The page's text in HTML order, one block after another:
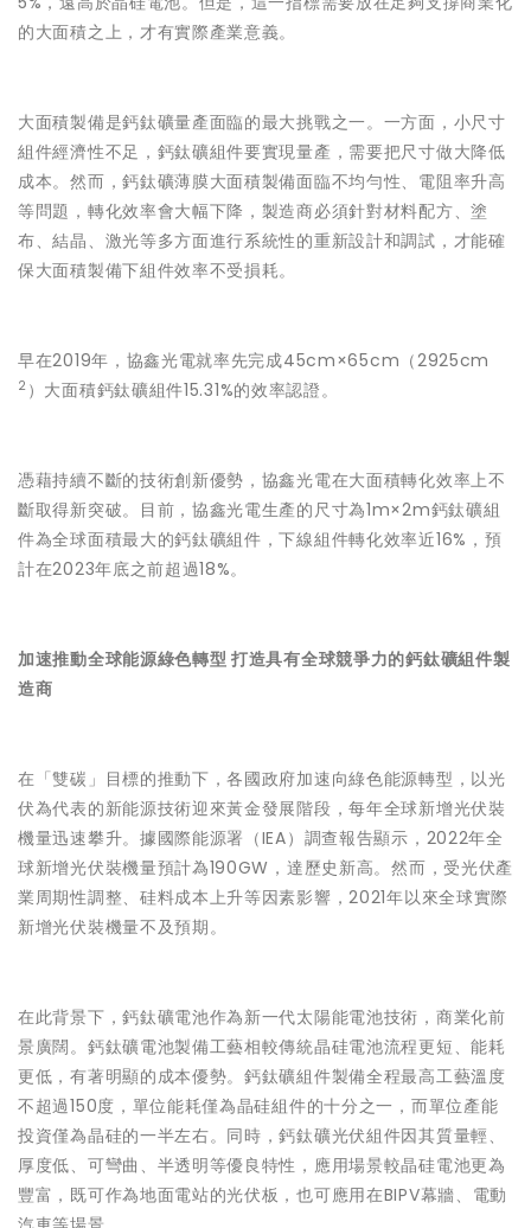
的大面積之上，才有實際產業意義。
大面積製備是鈣鈦礦量產面臨的最大挑戰之一。一方面，小尺寸
組件經濟性不足，鈣鈦礦組件要實現量產，需要把尺寸做大降低
成本。然而，鈣鈦礦薄膜大面積製備面臨不均勻性、電阻率升高
等問題，轉化效率會大幅下降，製造商必須針對材料配方、塗
布、結晶、激光等多方面進行系統性的重新設計和調試，才能確
保大面積製備下組件效率不受損耗。
早在2019年，協鑫光電就率先完成45cm×65cm（2925cm
2 ）大面積鈣鈦礦組件15.31%的效率認證。
憑藉持續不斷的技術創新優勢，協鑫光電在大面積轉化效率上不
斷取得新突破。目前，協鑫光電生產的尺寸為1m×2m鈣鈦礦組
件為全球面積最大的鈣鈦礦組件，下線組件轉化效率近16%，預
計在2023年底之前超過18%。
加速推動全球能源綠色轉型 打造具有全球競爭力的鈣鈦礦組件製
造商
在「雙碳」目標的推動下，各國政府加速向綠色能源轉型，以光
伏為代表的新能源技術迎來黃金發展階段，每年全球新增光伏裝
機量迅速攀升。據國際能源署（IEA）調查報告顯示，2022年全
球新增光伏裝機量預計為190GW，達歷史新高。然而，受光伏產
業周期性調整、硅料成本上升等因素影響，2021年以來全球實際
新增光伏裝機量不及預期。
在此背景下，鈣鈦礦電池作為新一代太陽能電池技術，商業化前
景廣闊。鈣鈦礦電池製備工藝相較傳統晶硅電池流程更短、能耗
更低，有著明顯的成本優勢。鈣鈦礦組件製備全程最高工藝溫度
不超過150度，單位能耗僅為晶硅組件的十分之一，而單位產能
投資僅為晶硅的一半左右。同時，鈣鈦礦光伏組件因其質量輕、
厚度低、可彎曲、半透明等優良特性，應用場景較晶硅電池更為
豐富，既可作為地面電站的光伏板，也可應用在BIPV幕牆、電動